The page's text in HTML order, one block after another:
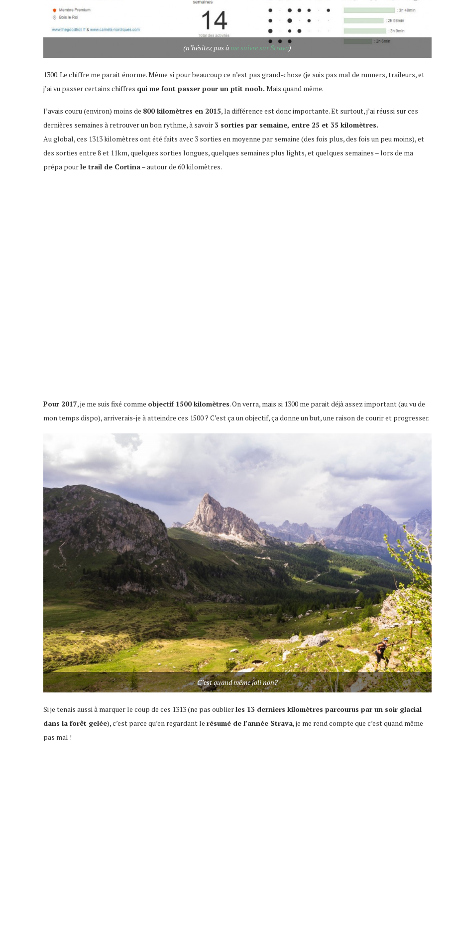
(n’hésitez pas à me suivre sur Strava)
1300. Le chiffre me parait énorme. Même si pour beaucoup ce n’est pas grand-chose (je suis pas mal de runners, traileurs, et
j’ai vu passer certains chiffres qui me font passer pour un ptit noob. Mais quand même.
J’avais couru (environ) moins de 800 kilomètres en 2015, la différence est donc importante. Et surtout, j’ai réussi sur ces
dernières semaines à retrouver un bon rythme, à savoir3 sorties par semaine, entre 25 et 35 kilomètres.
Au global, ces 1313 kilomètres ont été faits avec 3 sorties en moyenne par semaine (des fois plus, des fois un peu moins), et
des sorties entre 8 et 11km, quelques sorties longues, quelques semaines plus lights, et quelques semaines – lors de ma
prépa pourle trail de Cortina– autour de 60 kilomètres.
Pour 2017, je me suis fixé comme objectif 1500 kilomètres. On verra, mais si 1300 me parait déjà assez important (au vu de
mon temps dispo), arriverais-je à atteindre ces 1500 ? C’est ça un objectif, ça donne un but, une raison de courir et progresser.
C’est quand même joli non?
Si je tenais aussi à marquer le coup de ces 1313 (ne pas oublierles 13 derniers kilomètres parcourus par un soir glacial
dans la forêt gelée), c’est parce qu’en regardant le résumé de l’année Strava, je me rend compte que c’est quand même
pas mal !